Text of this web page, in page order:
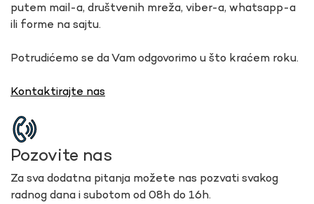
putem mail-a, društvenih mreža, viber-a, whatsapp-a
ili forme na sajtu.
Potrudićemo se da Vam odgovorimo u što kraćem roku.
Kontaktirajte nas
Pozovite nas
Za sva dodatna pitanja možete nas pozvati svakog
radnog dana i subotom od 08h do 16h.